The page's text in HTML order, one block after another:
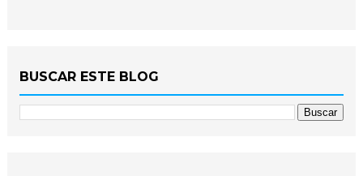
BUSCAR ESTE BLOG